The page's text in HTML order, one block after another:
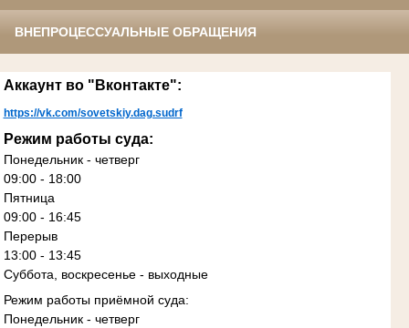
ВНЕПРОЦЕССУАЛЬНЫЕ ОБРАЩЕНИЯ
Аккаунт во "Вконтакте":
https://vk.com/sovetskiy.dag.sudrf
Режим работы суда:
Понедельник - четверг
09:00 - 18:00
Пятница
09:00 - 16:45
Перерыв
13:00 - 13:45
Суббота, воскресенье - выходные
Режим работы приёмной суда:
Понедельник - четверг